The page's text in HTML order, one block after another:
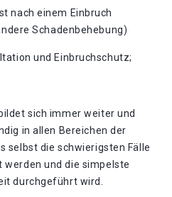
nach einem Einbruch
Schadenbehebung)
und Einbruchschutz;
sich immer weiter und
in allen Bereichen der
selbst die schwierigsten Fälle
und die simpelste
durchgeführt wird.